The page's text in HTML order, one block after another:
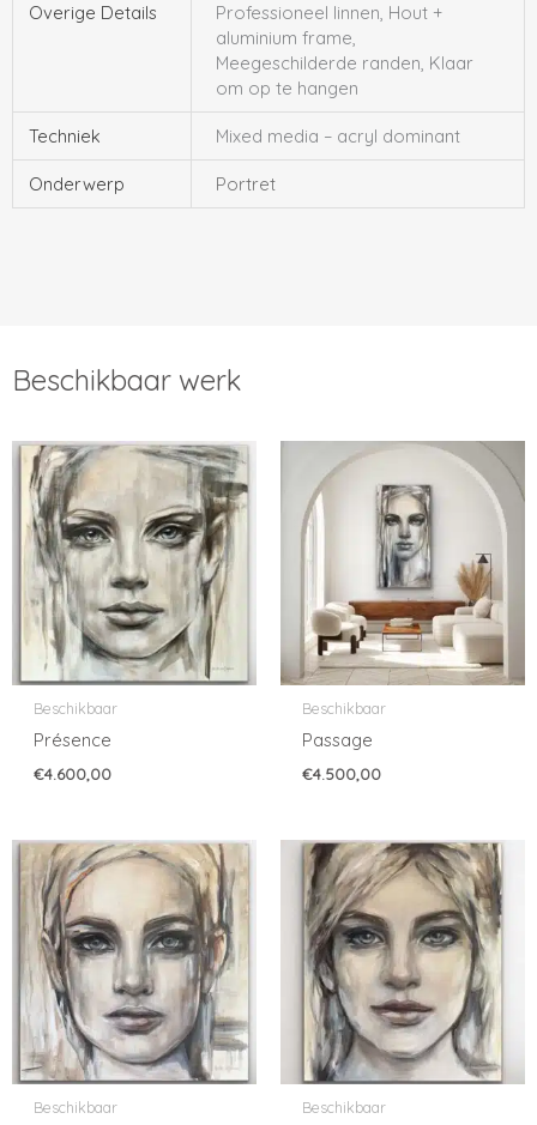
Overige Details
Professioneel linnen, Hout +
aluminium frame,
Meegeschilderde randen, Klaar
om op te hangen
Techniek Mixed media – acryl dominant
Onderwerp Portret
Beschikbaar werk
Beschikbaar
Présence
€4.600,00
Beschikbaar
Passage
€4.500,00
Beschikbaar Beschikbaar